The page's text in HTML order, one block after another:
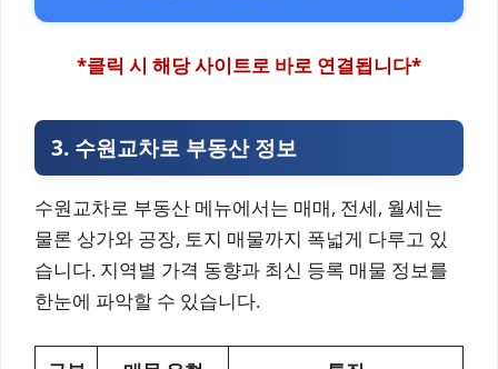
*클릭 시 해당 사이트로 바로 연결됩니다*
3. 수원교차로 부동산 정보
수원교차로 부동산 메뉴에서는 매매, 전세, 월세는
물론 상가와 공장, 토지 매물까지 폭넓게 다루고 있
습니다. 지역별 가격 동향과 최신 등록 매물 정보를
한눈에 파악할 수 있습니다.